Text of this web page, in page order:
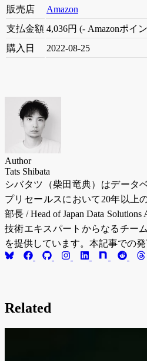
販売店
Amazon
支払金額 4,036円 (- Amazonポイ
購入日
2022-08-25
Author
Tats Shibata
シバタツ（柴田竜典）はデータ
プリセールスにおいて20年以上
部長 / Head of Japan Data
技術エキスパートからなるチー
を提供しています。本記事での
Related